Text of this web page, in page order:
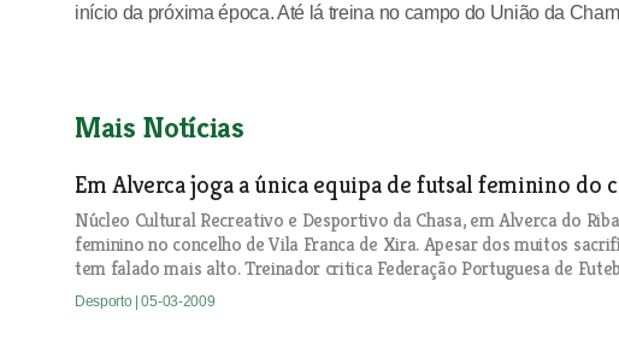
início da próxima época. Até lá treina no campo do União da
Mais Notícias
Em Alverca joga a única equipa de futsal feminino do
Núcleo Cultural Recreativo e Desportivo da Chasa, em Alverca do
feminino no concelho de Vila Franca de Xira. Apesar dos muitos
tem falado mais alto. Treinador critica Federação Portuguesa de
Desporto | 05-03-2009